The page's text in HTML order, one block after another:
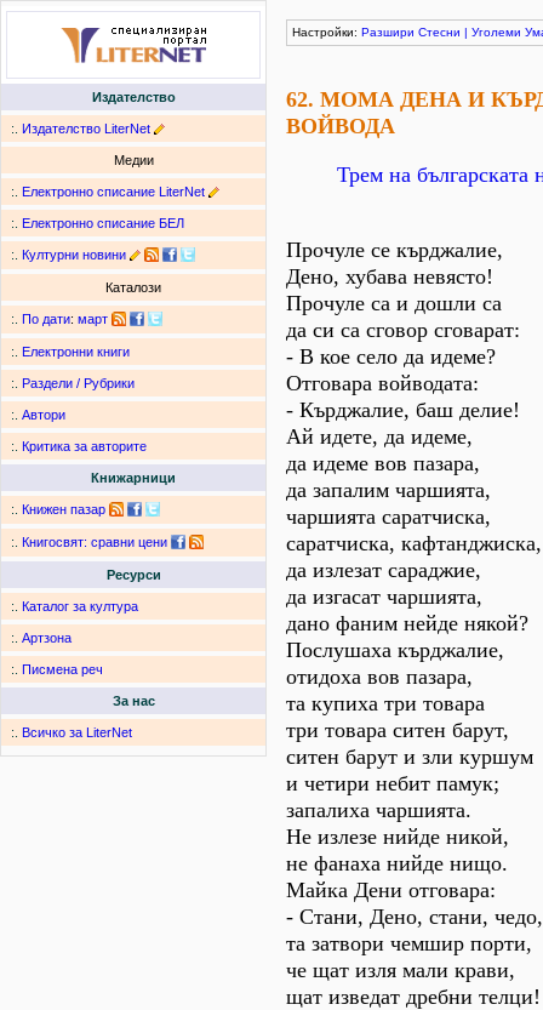
Издателство
:. Издателство LiterNet
Медии
:. Електронно списание LiterNet
:. Електронно списание БЕЛ
:. Културни новини
Каталози
:. По дати: март
:. Електронни книги
:. Раздели / Рубрики
:. Автори
:. Критика за авторите
Книжарници
:. Книжен пазар
:. Книгосвят: сравни цени
Ресурси
:. Каталог за култура
:. Артзона
:. Писмена реч
За нас
:. Всичко за LiterNet
Настройки: Разшири Стесни | Уголеми
62. МОМА ДЕНА И
ВОЙВОДА
Трем на българската
Прочуле се кърджалие,
Дено, хубава невясто!
Прочуле са и дошли са
да си са сговор сговарат:
- В кое село да идеме?
Отговара войводата:
- Кърджалие, баш делие!
Ай идете, да идеме,
да идеме вов пазара,
да запалим чаршията,
чаршията саратчиска,
саратчиска, кафтанджиска,
да излезат сараджие,
да изгасат чаршията,
дано фаним нейде някой?
Послушаха кърджалие,
отидоха вов пазара,
та купиха три товара
три товара ситен барут,
ситен барут и зли куршум
и четири небит памук;
запалиха чаршията.
Не излезе нийде никой,
не фанаха нийде нищо.
Майка Дени отговара:
- Стани, Дено, стани, чедо,
та затвори чемшир порти,
че щат изля мали крави,
щат изведат дребни телци!